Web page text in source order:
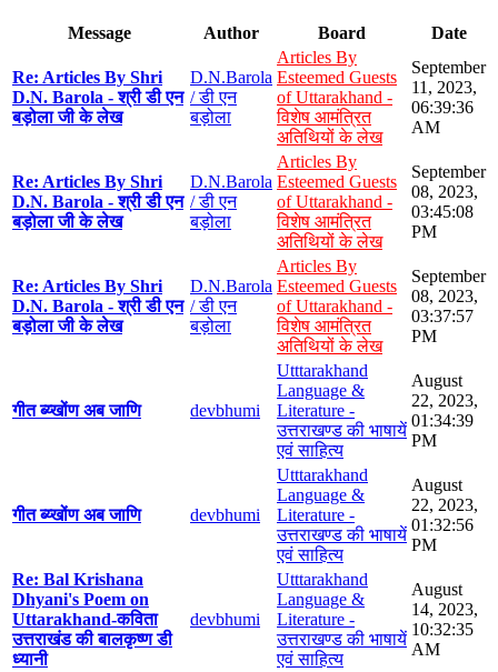
Message Author Board Date
Re: Articles By Shri
D.N. Barola - श्री डी एन
बड़ोला जी के लेख
D.N.Barola
/ डी एन
बड़ोला
Articles By
Esteemed Guests
of Uttarakhand -
विशेष आमंत्रित
अतिथियों के लेख
September
11, 2023,
06:39:36
AM
Re: Articles By Shri
D.N. Barola - श्री डी एन
बड़ोला जी के लेख
D.N.Barola
/ डी एन
बड़ोला
Articles By
Esteemed Guests
of Uttarakhand -
विशेष आमंत्रित
अतिथियों के लेख
September
08, 2023,
03:45:08
PM
Re: Articles By Shri
D.N. Barola - श्री डी एन
बड़ोला जी के लेख
D.N.Barola
/ डी एन
बड़ोला
Articles By
Esteemed Guests
of Uttarakhand -
विशेष आमंत्रित
अतिथियों के लेख
September
08, 2023,
03:37:57
PM
गीत ब्य्खोंण अब जाणि devbhumi
Utttarakhand
Language &
Literature -
उत्तराखण्ड की भाषायें
एवं साहित्य
August
22, 2023,
01:34:39
PM
गीत ब्य्खोंण अब जाणि devbhumi
Utttarakhand
Language &
Literature -
उत्तराखण्ड की भाषायें
एवं साहित्य
August
22, 2023,
01:32:56
PM
Re: Bal Krishana
Dhyani's Poem on
Uttarakhand-कविता
उत्तराखंड की बालकृष्ण डी
ध्यानी
devbhumi
Utttarakhand
Language &
Literature -
उत्तराखण्ड की भाषायें
एवं साहित्य
August
14, 2023,
10:32:35
AM